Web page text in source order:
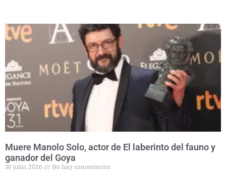
Muere Manolo Solo, actor de El laberinto del fauno y
ganador del Goya
30 julio, 2026 No hay comentarios